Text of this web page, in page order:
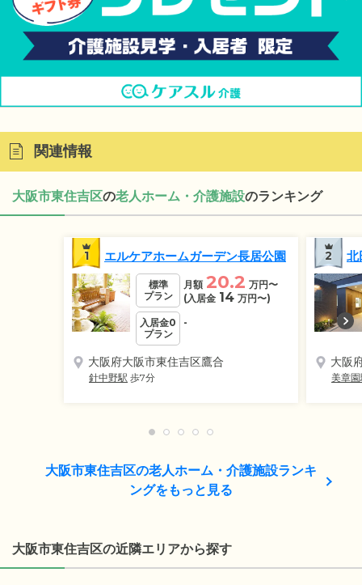
関連情報
大阪市東住吉区の老人ホーム・介護施設のランキング
1 エルケアホームガーデン長居公園
標準
プラン
月額 20.2 万円〜
(入居金 14 万円〜)
入居金0
プラン
-
大阪府大阪市東住吉区鷹合
針中野駅 歩7分
2 北
大阪
美章
大阪市東住吉区の老人ホーム・介護施設ランキ
ングをもっと見る
大阪市東住吉区の近隣エリアから探す